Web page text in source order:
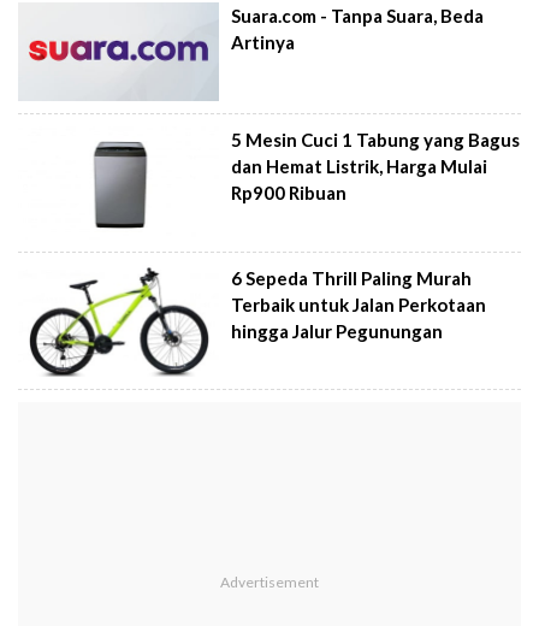
Suara.com - Tanpa Suara, Beda
Artinya
5 Mesin Cuci 1 Tabung yang Bagus
dan Hemat Listrik, Harga Mulai
Rp900 Ribuan
6 Sepeda Thrill Paling Murah
Terbaik untuk Jalan Perkotaan
hingga Jalur Pegunungan